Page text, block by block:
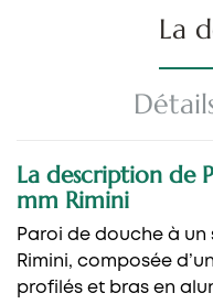
La
La description de
mm Rimini
Paroi de douche à
Rimini, composée
profilés et bras en